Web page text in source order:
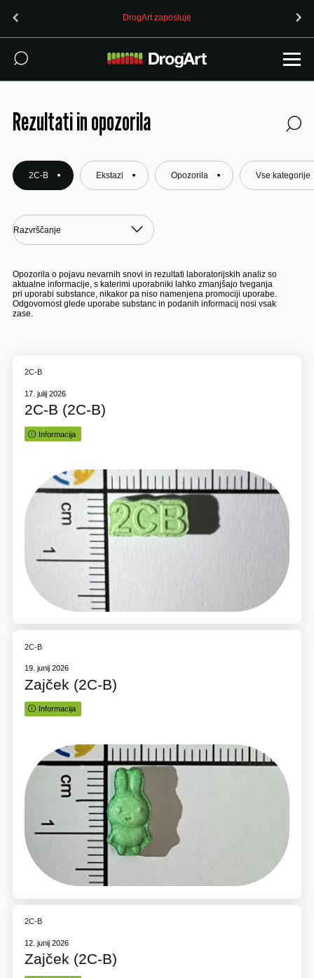
OPOZORILO (24.7.2026): 4-CMC prodan kot MDMA v
Rezultati in opozorila
2C-B Ekstazi Opozorila Vse kategorije
Opozorila o pojavu nevarnih snovi in rezultati laboratorijskih analiz so
aktualne informacije, s katerimi uporabniki lahko zmanjšajo tveganja
pri uporabi substance, nikakor pa niso namenjena promociji uporabe.
Odgovornost glede uporabe substanc in podanih informacij nosi vsak
zase.
2C-B
17. julij 2026
2C-B (2C-B)
Informacija
2C-B
19. junij 2026
Zajček (2C-B)
Informacija
2C-B
12. junij 2026
Zajček (2C-B)